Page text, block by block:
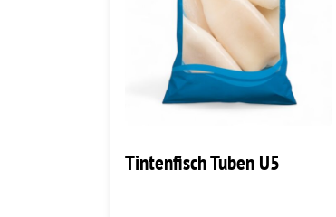
Tintenfisch Tuben U5